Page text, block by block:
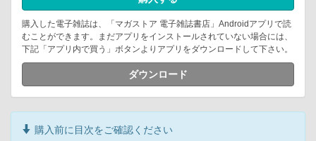
購入した電子雑誌は、「マガストア 電子雑誌書店」Androidアプリで読
むことができます。まだアプリをインストールされていない場合には、
下記「アプリ内で買う」ボタンよりアプリをダウンロードして下さい。
ダウンロード
購入前に目次をご確認ください